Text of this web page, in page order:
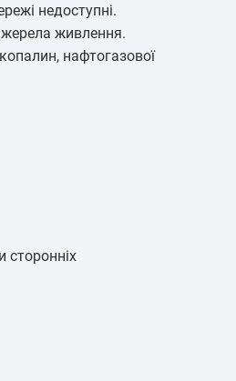
недоступні.
живлення.
нафтогазової
сторонніх